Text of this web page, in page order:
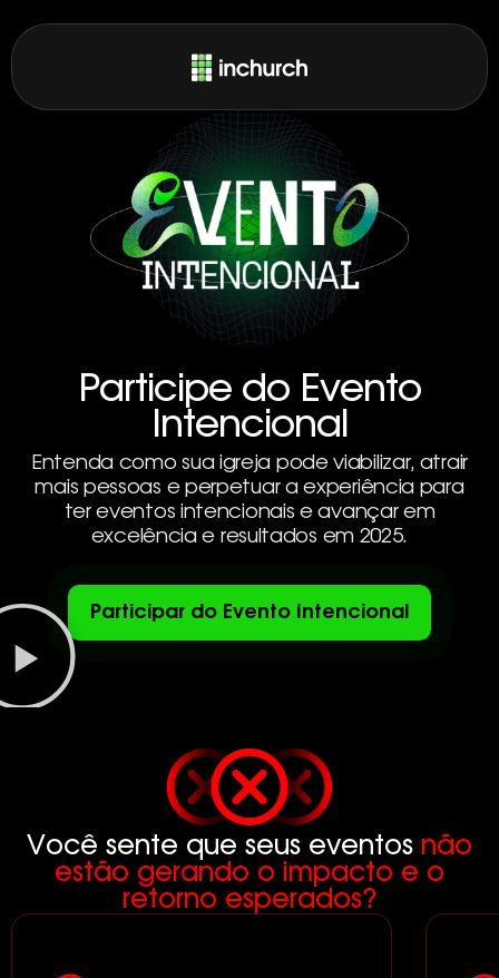
Participe do Evento
Intencional
Entenda como sua igreja pode viabilizar, atrair
mais pessoas e perpetuar a experiência para
ter eventos intencionais e avançar em
excelência e resultados em 2025.
Participar do Evento Intencional
Você sente que seus eventos não
estão gerando o impacto e o
retorno esperados?